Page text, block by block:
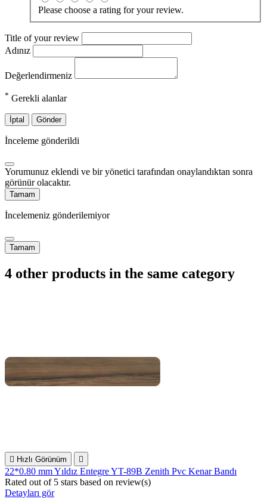
Please choose a rating for your review.
Title of your review
Adınız
Değerlendirmeniz
* Gerekli alanlar
İptal Gönder
İnceleme gönderildi
Yorumunuz eklendi ve bir yönetici tarafından onaylandıktan sonra
görünür olacaktır.
Tamam
İncelemeniz gönderilemiyor
Tamam
4 other products in the same category
 Hızlı Görünüm 
22*0.80 mm Yıldız Entegre YT-89B Zenith Pvc Kenar Bandı
Rated out of 5 stars based on review(s)
Detayları gör